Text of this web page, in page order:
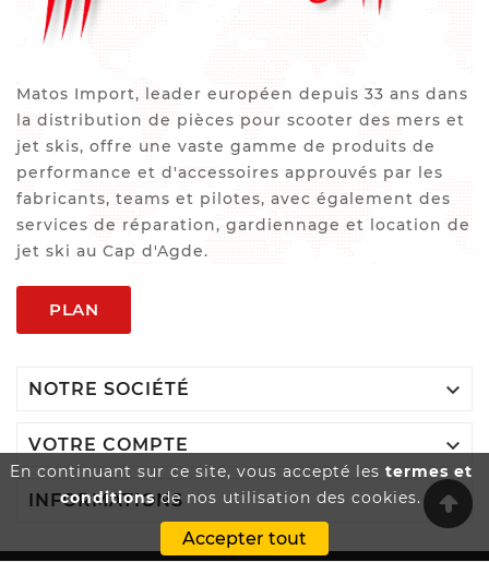
En continuant sur ce site, vous accepté les termes et
conditionsde nos utilisation des cookies.
Accepter tout
Matos Import, leader européen depuis 33 ans dans
la distribution de pièces pour scooter des mers et
jet skis, offre une vaste gamme de produits de
performance et d'accessoires approuvés par les
fabricants, teams et pilotes, avec également des
services de réparation, gardiennage et location de
jet ski au Cap d'Agde.
PLAN
NOTRE SOCIÉTÉ 
VOTRE COMPTE 
INFORMATIONS 